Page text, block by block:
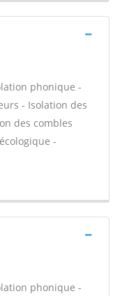
phonique -
- Isolation des
des combles
-
phonique -